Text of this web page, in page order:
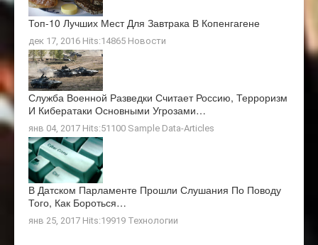
Топ-10 Лучших Мест Для Завтрака В Копенгагене
дек 17, 2016 Hits:14865 Новости
Служба Военной Разведки Считает Россию, Терроризм
И Кибератаки Основными Угрозами…
янв 04, 2017 Hits:51100 Sample Data-Articles
В Датском Парламенте Прошли Слушания По Поводу
Того, Как Бороться…
янв 25, 2017 Hits:19919 Технологии